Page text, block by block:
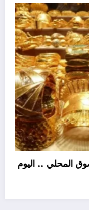
آمنة : تمويل 394 مشروعاً صغيراً